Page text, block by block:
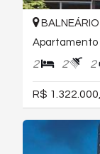
Apartamento
2 2 2
R$ 1.322.000,